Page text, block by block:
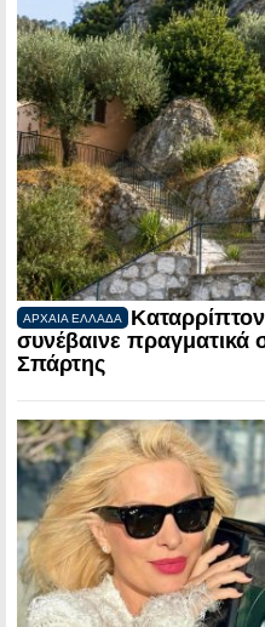
ΑΡΧΑΙΑ ΕΛΛΑΔΑ
συνέβαινε πραγματικά
Σπάρτης